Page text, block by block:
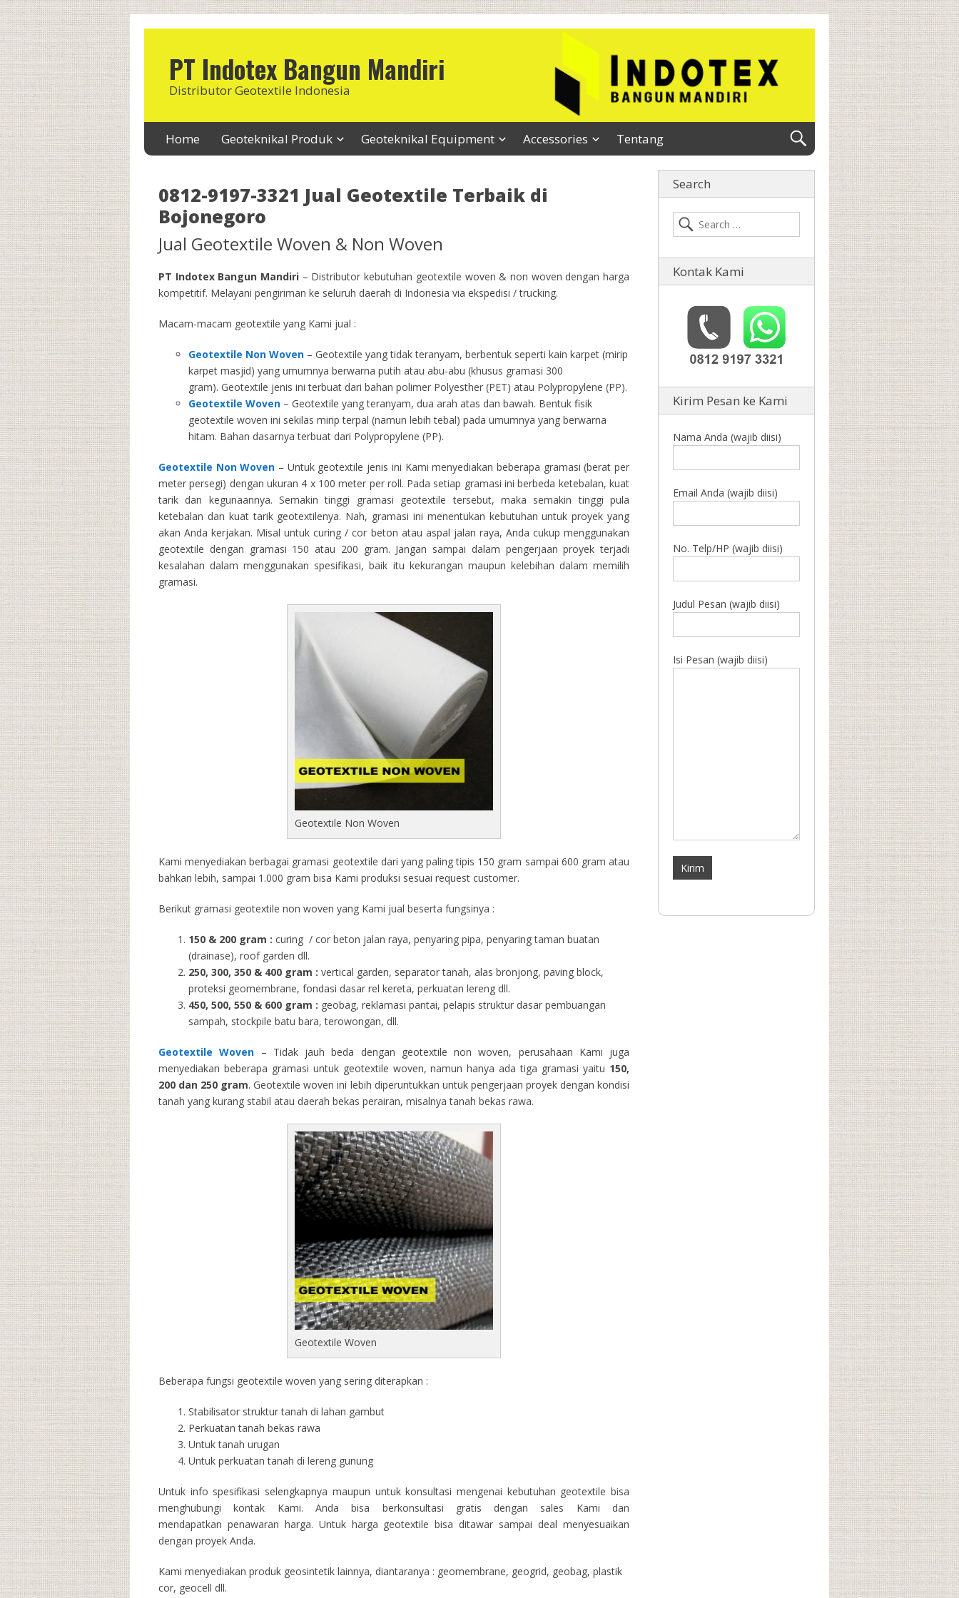
PT Indotex Bangun Mandiri
Distributor Geotextile Indonesia
Home Geoteknikal Produk Geoteknikal Equipment Accessories Tentang
0812-9197-3321 Jual Geotextile Terbaik di
Bojonegoro
Jual Geotextile Woven & Non Woven
PT Indotex Bangun Mandiri – Distributor kebutuhan geotextile woven & non woven dengan harga
kompetitif. Melayani pengiriman ke seluruh daerah di Indonesia via ekspedisi / trucking.
Macam-macam geotextile yang Kami jual :
Geotextile Non Woven – Geotextile yang tidak teranyam, berbentuk seperti kain karpet (mirip
karpet masjid) yang umumnya berwarna putih atau abu-abu (khusus gramasi 300
gram). Geotextile jenis ini terbuat dari bahan polimer Polyesther (PET) atau Polypropylene (PP).
Geotextile Woven – Geotextile yang teranyam, dua arah atas dan bawah. Bentuk fisik
geotextile woven ini sekilas mirip terpal (namun lebih tebal) pada umumnya yang berwarna
hitam. Bahan dasarnya terbuat dari Polypropylene (PP).
Geotextile Non Woven – Untuk geotextile jenis ini Kami menyediakan beberapa gramasi (berat per
meter persegi) dengan ukuran 4 x 100 meter per roll. Pada setiap gramasi ini berbeda ketebalan, kuat
tarik dan kegunaannya. Semakin tinggi gramasi geotextile tersebut, maka semakin tinggi pula
ketebalan dan kuat tarik geotextilenya. Nah, gramasi ini menentukan kebutuhan untuk proyek yang
akan Anda kerjakan. Misal untuk curing / cor beton atau aspal jalan raya, Anda cukup menggunakan
geotextile dengan gramasi 150 atau 200 gram. Jangan sampai dalam pengerjaan proyek terjadi
kesalahan dalam menggunakan spesifikasi, baik itu kekurangan maupun kelebihan dalam memilih
gramasi.
Geotextile Non Woven
Kami menyediakan berbagai gramasi geotextile dari yang paling tipis 150 gram sampai 600 gram atau
bahkan lebih, sampai 1.000 gram bisa Kami produksi sesuai request customer.
Berikut gramasi geotextile non woven yang Kami jual beserta fungsinya :
150 & 200 gram : curing / cor beton jalan raya, penyaring pipa, penyaring taman buatan
(drainase), roof garden dll.
250, 300, 350 & 400 gram : vertical garden, separator tanah, alas bronjong, paving block,
proteksi geomembrane, fondasi dasar rel kereta, perkuatan lereng dll.
450, 500, 550 & 600 gram : geobag, reklamasi pantai, pelapis struktur dasar pembuangan
sampah, stockpile batu bara, terowongan, dll.
Geotextile Woven – Tidak jauh beda dengan geotextile non woven, perusahaan Kami juga
menyediakan beberapa gramasi untuk geotextile woven, namun hanya ada tiga gramasi yaitu 150,
200 dan 250 gram. Geotextile woven ini lebih diperuntukkan untuk pengerjaan proyek dengan kondisi
tanah yang kurang stabil atau daerah bekas perairan, misalnya tanah bekas rawa.
Geotextile Woven
Beberapa fungsi geotextile woven yang sering diterapkan :
Stabilisator struktur tanah di lahan gambut
Perkuatan tanah bekas rawa
Untuk tanah urugan
Untuk perkuatan tanah di lereng gunung
Untuk info spesifikasi selengkapnya maupun untuk konsultasi mengenai kebutuhan geotextile bisa
menghubungi kontak Kami. Anda bisa berkonsultasi gratis dengan sales Kami dan
mendapatkan penawaran harga. Untuk harga geotextile bisa ditawar sampai deal menyesuaikan
dengan proyek Anda.
Kami menyediakan produk geosintetik lainnya, diantaranya : geomembrane, geogrid, geobag, plastik
cor, geocell dll.
Search
Kontak Kami
Kirim Pesan ke Kami
Nama Anda (wajib diisi)
Email Anda (wajib diisi)
No. Telp/HP (wajib diisi)
Judul Pesan (wajib diisi)
Isi Pesan (wajib diisi)